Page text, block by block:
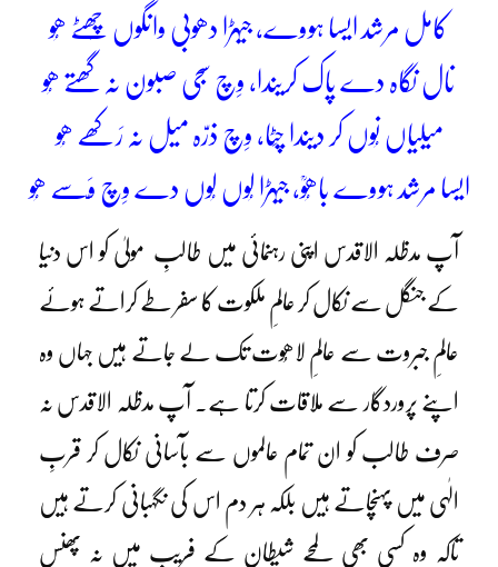
کامل مرشد ایسا ہووے، جیہڑا دھوبی وانگوں چَھٹے ھُو
نال نگاہ دے پاک کریندا، وِچ سجی صبون نہ گھتے ھُو
میلیاں نُوں کر دیندا چِٹا، وِچ ذرّہ میل نہ رَکھے ھُو
ایسا مرشد ہووے باھُوؒ، جیہڑا لُوں لُوں دے وِچ وَسّے ھُو
آپ مدظلہ الاقدس اپنی رہنمائی میں طالبِ مولیٰ کو اس دنیا
کے جنگل سے نکال کر عالمِ ملکوت کا سفر طے کراتے ہوئے
عالمِ جبروت سے عالمِ لاھُوت تک لے جاتے ہیں جہاں وہ
اپنے پروردگار سے ملاقات کرتا ہے۔ آپ مدظلہ الاقدس نہ
صرف طالب کو ان تمام عالموں سے بآسانی نکال کر قربِ
الٰہی میں پہنچاتے ہیں بلکہ ہر دم اس کی نگہبانی کرتے ہیں
تاکہ وہ کسی بھی لمحے شیطان کے فریب میں نہ پھنس